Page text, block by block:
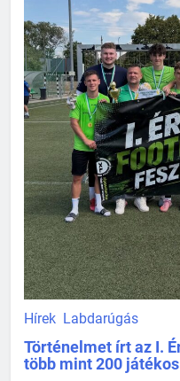
Hírek Labdarúgás
Történelmet írt az I.
több mint 200